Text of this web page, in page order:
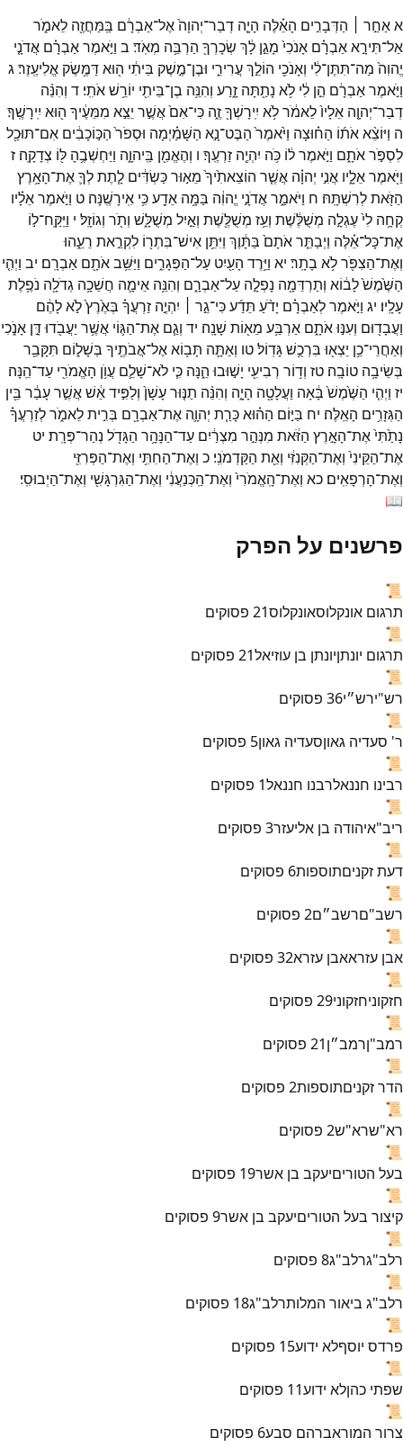
אאַחַ֣ר ׀ הַדְּבָרִ֣ים הָאֵ֗לֶּה הָיָ֤ה דְבַר־יְהוָה֙אֶל־אַבְרָ֔ם בַּֽמַּחֲזֶ֖ה לֵאמֹ֑ר
אַל־תִּירָ֣אאַבְרָ֗ם אָנֹכִי֙ מָגֵ֣ן לָ֔ךְ שְׂכָרְךָ֖ הַרְבֵּ֥ה מְאֹֽד׃ ב וַיֹּ֣אמֶראַבְרָ֗ם אֲדֹנָ֤י
יֱהוִה֙ מַה־תִּתֶּן־לִ֔י וְאָנֹכִ֖י הוֹלֵ֣ךְעֲרִירִ֑י וּבֶן־מֶ֣שֶׁק בֵּיתִ֔י ה֖וּאדַּמֶּ֥שֶׂק אֱלִיעֶֽזֶר׃ג
וַיֹּ֣אמֶראַבְרָ֔ם הֵ֣ן לִ֔י לֹ֥א נָתַ֖תָּה זָ֑רַע וְהִנֵּ֥ה בֶן־בֵּיתִ֖י יוֹרֵ֥שׁאֹתִֽי׃ ד וְהִנֵּ֨ה
דְבַר־יְהוָ֤ה אֵלָיו֙לֵאמֹ֔רלֹ֥א יִֽירָשְׁךָ֖זֶ֑ה כִּי־אִם֙אֲשֶׁ֣ר יֵצֵ֣א מִמֵּעֶ֔יךָ ה֖וּא יִֽירָשֶֽׁךָ׃
ה וַיּוֹצֵ֨אאֹת֜וֹ הַח֗וּצָה וַיֹּ֙אמֶר֙ הַבֶּט־נָ֣א הַשָּׁמַ֗יְמָה וּסְפֹר֙ הַכּ֣וֹכָבִ֔ים אִם־תּוּכַ֖ל
לִסְפֹּ֣ראֹתָ֑ם וַיֹּ֣אמֶרל֔וֹ כֹּ֥ה יִהְיֶ֖ה זַרְעֶֽךָ׃ ו וְהֶאֱמִ֖ן בַּֽיהוָ֑ה וַיַּחְשְׁבֶ֥הָ לּ֖וֹ צְדָקָֽה׃ ז
וַיֹּ֖אמֶראֵלָ֑יו אֲנִ֣י יְהוָ֗ה אֲשֶׁ֤ר הוֹצֵאתִ֙יךָ֙ מֵא֣וּרכַּשְׂדִּ֔ים לָ֧תֶתלְךָ֛אֶת־הָאָ֥רֶץ
הַזֹּ֖אתלְרִשְׁתָּֽהּ׃ ח וַיֹּאמַ֑ראֲדֹנָ֣י יֱהוִ֔ה בַּמָּ֥ה אֵדַ֖עכִּ֥י אִֽירָשֶֽׁנָּה׃ ט וַיֹּ֣אמֶראֵלָ֗יו
קְחָ֥ה לִי֙עֶגְלָ֣ה מְשֻׁלֶּ֔שֶׁת וְעֵ֥ז מְשֻׁלֶּ֖שֶׁת וְאַ֣יִל מְשֻׁלָּ֑שׁ וְתֹ֖ר וְגוֹזָֽל׃ י וַיִּֽקַּֽח־ל֣וֹ
אֶת־כָּל־אֵ֗לֶּה וַיְבַתֵּ֤ראֹתָם֙ בַּתָּ֔וֶךְ וַיִּתֵּ֥ן אִישׁ־בִּתְר֖וֹ לִקְרַ֣את רֵעֵ֑הוּ
וְאֶת־הַצִפֹּ֖רלֹ֥א בָתָֽר׃ יא וַיֵּ֥רֶד הָעַ֖יִט עַל־הַפְּגָרִ֑ים וַיַּשֵּׁ֥באֹתָ֖ם אַבְרָֽם׃ יב וַיְהִ֤י
הַשֶּׁ֙מֶשׁ֙לָב֔וֹא וְתַרְדֵּמָ֖ה נָפְלָ֣ה עַל־אַבְרָ֑ם וְהִנֵּ֥ה אֵימָ֛ה חֲשֵׁכָ֥ה גְדֹלָ֖ה נֹפֶ֥לֶת
עָלָֽיו׃ יג וַיֹּ֣אמֶרלְאַבְרָ֗ם יָדֹ֨עַ תֵּדַ֜עכִּי־גֵ֣ר ׀ יִהְיֶ֣ה זַרְעֲךָ֗ בְּאֶ֙רֶץ֙לֹ֣אלָהֶ֔ם
וַעֲבָד֖וּם וְעִנּ֣וּאֹתָ֑ם אַרְבַּ֥ע מֵא֖וֹת שָׁנָֽה׃ יד וְגַ֧ם אֶת־הַגּ֛וֹי אֲשֶׁ֥ר יַעֲבֹ֖דוּדָּ֣ן אָנֹ֑כִי
וְאַחֲרֵי־כֵ֥ן יֵצְא֖וּ בִּרְכֻ֥שׁגָּדֽוֹל׃טו וְאַתָּ֛ה תָּב֥וֹאאֶל־אֲבֹתֶ֖יךָ בְּשָׁל֑וֹם תִּקָּבֵ֖ר
בְּשֵׂיבָ֥ה טוֹבָֽה׃ טז וְד֥וֹר רְבִיעִ֖י יָשׁ֣וּבוּ הֵ֑נָּה כִּ֧י לֹא־שָׁלֵ֛ם עֲוֺ֥ן הָאֱמֹרִ֖י עַד־הֵֽנָּה׃
יז וַיְהִ֤י הַשֶּׁ֙מֶשׁ֙ בָּ֔אָה וַעֲלָטָ֖ה הָיָ֑ה וְהִנֵּ֨ה תַנּ֤וּרעָשָׁן֙ וְלַפִּ֣ידאֵ֔שׁאֲשֶׁ֣רעָבַ֔ר בֵּ֖ין
הַגְּזָרִ֥ים הָאֵֽלֶּה׃ יח בַּיּ֣וֹם הַה֗וּאכָּרַ֧ת יְהוָ֛ה אֶת־אַבְרָ֖ם בְּרִ֣יתלֵאמֹ֑רלְזַרְעֲךָ֗
נָתַ֙תִּי֙אֶת־הָאָ֣רֶץ הַזֹּ֔את מִנְּהַ֣ר מִצְרַ֔יִם עַד־הַנָּהָ֥ר הַגָּדֹ֖ל נְהַר־פְּרָֽת׃ יט
אֶת־הַקֵּינִי֙ וְאֶת־הַקְּנִזִּ֔י וְאֵ֖ת הַקַּדְמֹנִֽי׃ כ וְאֶת־הַחִתִּ֥י וְאֶת־הַפְּרִזִּ֖י
וְאֶת־הָרְפָאִֽים׃ כא וְאֶת־הָֽאֱמֹרִי֙ וְאֶת־הַֽכְּנַעֲנִ֔י וְאֶת־הַגִּרְגָּשִׁ֖י וְאֶת־הַיְבוּסִֽי׃
📖
פרשנים על הפרק
📜
תרגום אונקלוסאונקלוס21 פסוקים
📜
תרגום יונתןיונתן בן עוזיאל21 פסוקים
📜
רש"ירש״י36 פסוקים
📜
ר' סעדיה גאוןסעדיה גאון5 פסוקים
📜
רבינו חננאלרבנו חננאל1 פסוקים
📜
ריב"איהודה בן אליעזר3 פסוקים
📜
דעת זקניםתוספות6 פסוקים
📜
רשב"םרשב״ם2 פסוקים
📜
אבן עזראאבן עזרא32 פסוקים
📜
חזקוניחזקוני29 פסוקים
📜
רמב"ןרמב״ן21 פסוקים
📜
הדר זקניםתוספות2 פסוקים
📜
רא"שרא"ש2 פסוקים
📜
בעל הטוריםיעקב בן אשר19 פסוקים
📜
קיצור בעל הטוריםיעקב בן אשר9 פסוקים
📜
רלב"גרלב"ג8 פסוקים
📜
רלב"ג ביאור המלותרלב"ג18 פסוקים
📜
פרדס יוסףלא ידוע15 פסוקים
📜
שפתי כהןלא ידוע11 פסוקים
📜
צרור המוראברהם סבע6 פסוקים